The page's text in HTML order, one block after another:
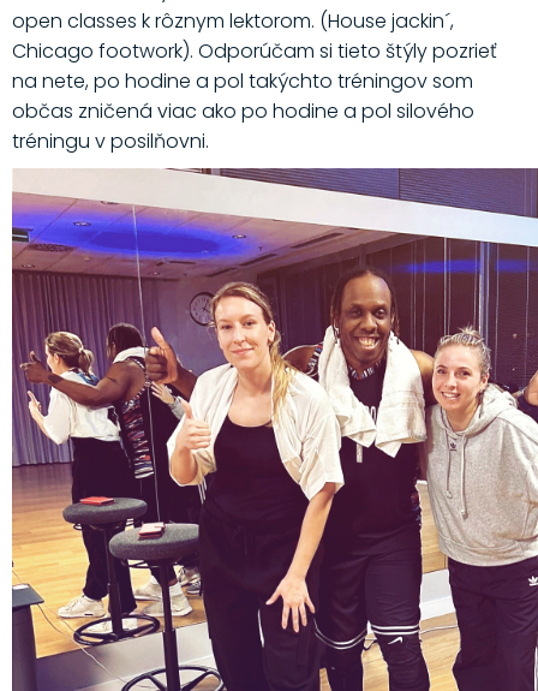
open classes k rôznym lektorom. (House jackin´,
Chicago footwork). Odporúčam si tieto štýly pozrieť
na nete, po hodine a pol takýchto tréningov som
občas zničená viac ako po hodine a pol silového
tréningu v posilňovni.